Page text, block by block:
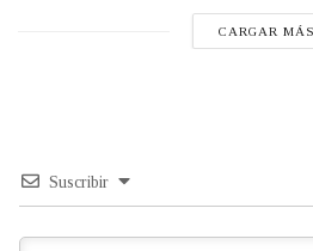
CARGAR MÁS
Suscribir